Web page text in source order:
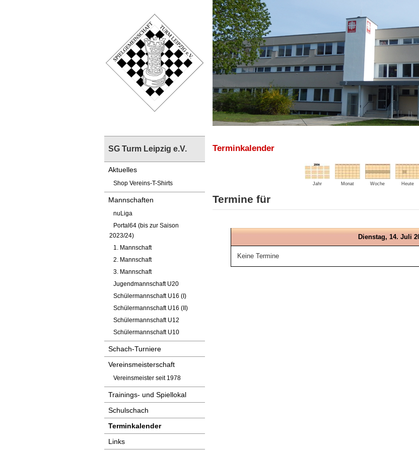
SG Turm Leipzig e.V.
Aktuelles
Shop Vereins-T-Shirts
Mannschaften
nuLiga
Portal64 (bis zur Saison
2023/24)
1. Mannschaft
2. Mannschaft
3. Mannschaft
Jugendmannschaft U20
Schülermannschaft U16 (I)
Schülermannschaft U16 (II)
Schülermannschaft U12
Schülermannschaft U10
Schach-Turniere
Vereinsmeisterschaft
Vereinsmeister seit 1978
Trainings- und Spiellokal
Schulschach
Terminkalender
Links
Terminkalender
Jahr Monat Woche Heute
Termine für
Dienstag, 14. Juli
Keine Termine